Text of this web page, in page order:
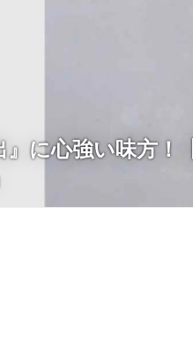
』に心強い味方